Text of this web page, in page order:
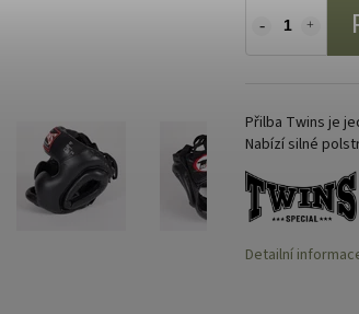
Přilba Twins je
Nabízí silné
Detailní